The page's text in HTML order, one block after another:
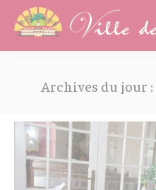
Archives du jour :
Cookies management panel